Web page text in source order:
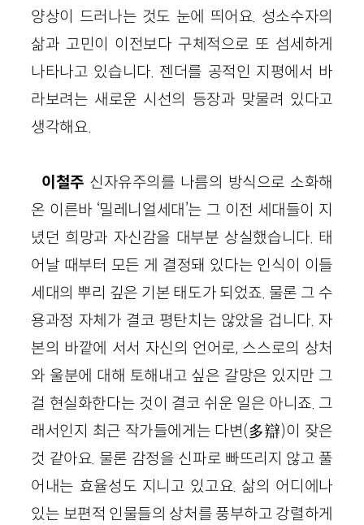
양상이 드러나는 것도 눈에 띄어요. 성소수자의
삶과 고민이 이전보다 구체적으로 또 섬세하게
나타나고 있습니다. 젠더를 공적인 지평에서 바
라보려는 새로운 시선의 등장과 맞물려 있다고
생각해요.
이철주 신자유주의를 나름의 방식으로 소화해
온 이른바 ‘밀레니얼세대’는 그 이전 세대들이 지
녔던 희망과 자신감을 대부분 상실했습니다. 태
어날 때부터 모든 게 결정돼 있다는 인식이 이들
세대의 뿌리 깊은 기본 태도가 되었죠. 물론 그 수
용과정 자체가 결코 평탄치는 않았을 겁니다. 자
본의 바깥에 서서 자신의 언어로, 스스로의 상처
와 울분에 대해 토해내고 싶은 갈망은 있지만 그
걸 현실화한다는 것이 결코 쉬운 일은 아니죠. 그
래서인지 최근 작가들에게는 다변(多辯)이 잦은
것 같아요. 물론 감정을 신파로 빠뜨리지 않고 풀
어내는 효율성도 지니고 있고요. 삶의 어디에나
있는 보편적 인물들의 상처를 풍부하고 강렬하게